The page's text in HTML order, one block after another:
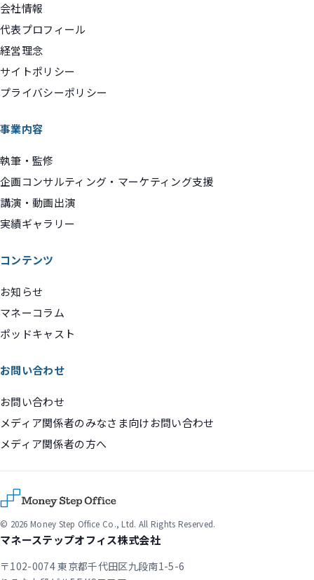
会社情報
代表プロフィール
経営理念
サイトポリシー
プライバシーポリシー
事業内容
執筆・監修
企画コンサルティング・マーケティング支援
講演・動画出演
実績ギャラリー
コンテンツ
お知らせ
マネーコラム
ポッドキャスト
お問い合わせ
お問い合わせ
メディア関係者のみなさま向けお問い合わせ
メディア関係者の方へ
© 2026 Money Step Office Co., Ltd. All Rights Reserved.
マネーステップオフィス株式会社
〒102-0074 東京都千代田区九段南1-5-6